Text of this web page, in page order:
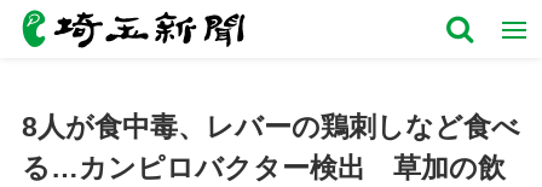
8人が食中毒、レバーの鶏刺しなど食べ
る…カンピロバクター検出 草加の飲